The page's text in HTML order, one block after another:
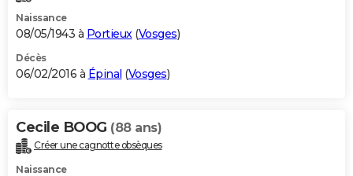
Naissance
08/05/1943 à Portieux(Vosges)
Décès
06/02/2016 à Épinal (Vosges)
Cecile BOOG (88 ans)
Créer une cagnotte obsèques
Naissance